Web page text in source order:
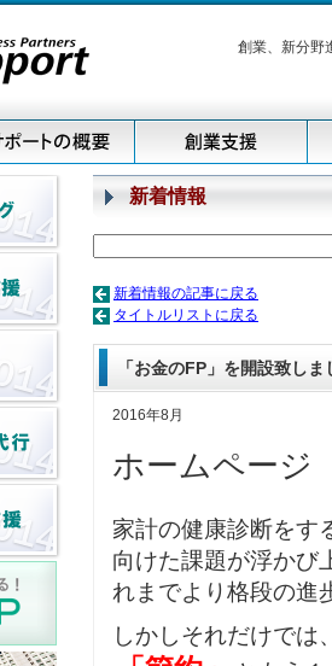
創業、新分野
新着情報
新着情報の記事に戻る
タイトルリストに戻る
「お金のFP」を開設致しま
2016年8月
ホームページ
家計の健康診断をす
向けた課題が浮かび
れまでより格段の進
しかしそれだけでは